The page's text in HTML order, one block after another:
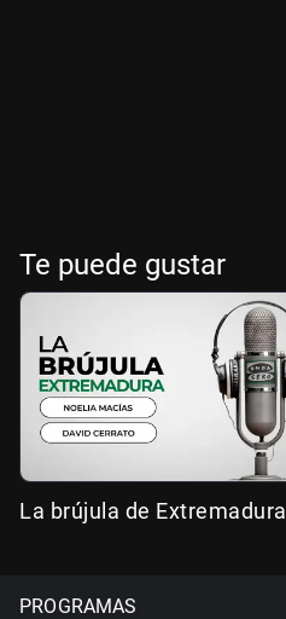
Te puede gustar
La brújula de Extremadura
PROGRAMAS